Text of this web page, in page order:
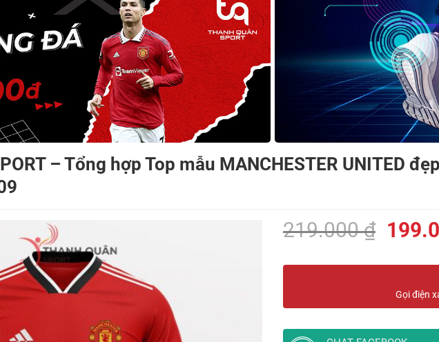
– Tổng hợp Top mẫu MANCHESTER UNITED
219.000₫ Giá
là:
Gọi điện